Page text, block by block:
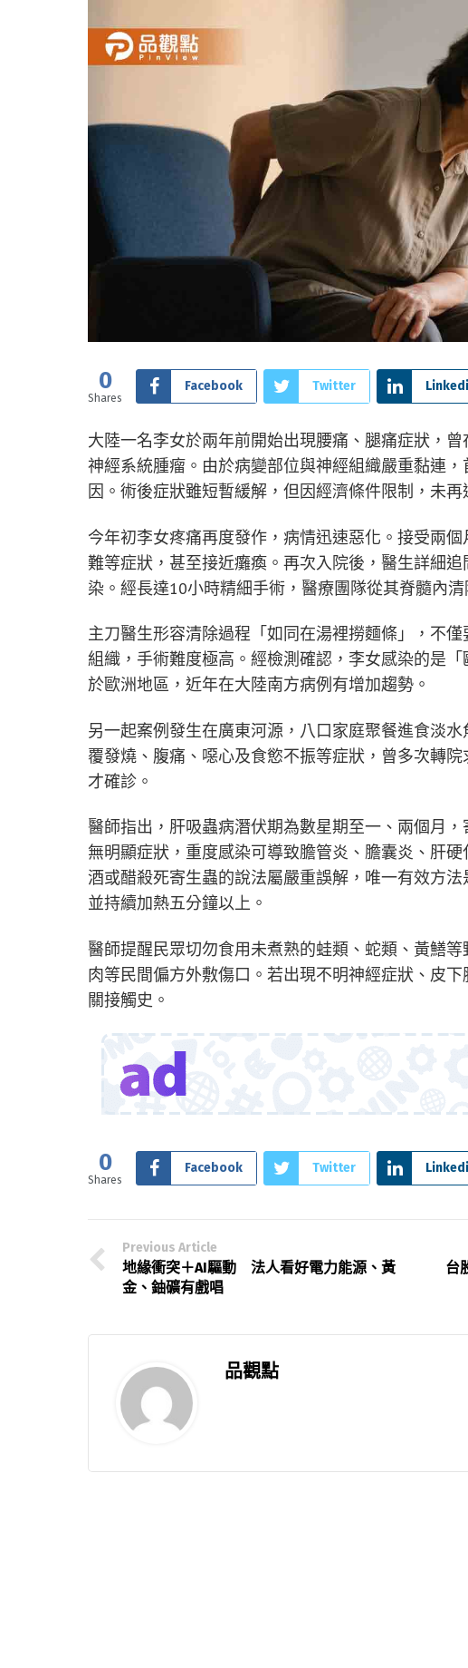
0
Shares
Facebook Twitter
大陸一名李女於兩年前開始出現腰痛、腿痛症狀，
神經系統腫瘤。由於病變部位與神經組織嚴重黏連
因。術後症狀雖短暫緩解，但因經濟條件限制，未再
今年初李女疼痛再度發作，病情迅速惡化。接受兩
難等症狀，甚至接近癱瘓。再次入院後，醫生詳細
染。經長達10小時精細手術，醫療團隊從其脊髓內
主刀醫生形容清除過程「如同在湯裡撈麵條」，不
組織，手術難度極高。經檢測確認，李女感染的是
於歐洲地區，近年在大陸南方病例有增加趨勢。
另一起案例發生在廣東河源，八口家庭聚餐進食淡
覆發燒、腹痛、噁心及食慾不振等症狀，曾多次轉
才確診。
醫師指出，肝吸蟲病潛伏期為數星期至一、兩個月
無明顯症狀，重度感染可導致膽管炎、膽囊炎、肝
酒或醋殺死寄生蟲的說法屬嚴重誤解，唯一有效方
並持續加熱五分鐘以上。
醫師提醒民眾切勿食用未煮熟的蛙類、蛇類、黃鱔
肉等民間偏方外敷傷口。若出現不明神經症狀、皮
關接觸史。
0
Shares
Facebook Twitter
Previous Article
地緣衝突＋AI驅動 法人看好電力能源、黃
金、鈾礦有戲唱
台
品觀點